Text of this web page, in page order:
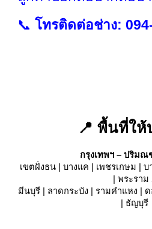
📞โทรติดต่อช่าง:
📍 พื้นที่ให้
กรุงเทพฯ – ปริม
เขตฝั่งธน | บางแค | เพชรเกษม |
| พระราม
มีนบุรี | ลาดกระบัง | รามคำแหง |
| ธัญบุรี